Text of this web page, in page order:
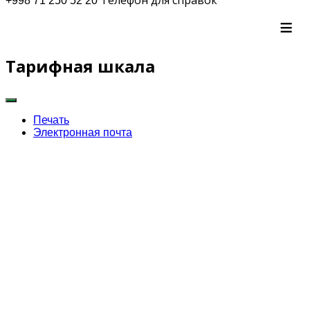
≡
Тарифная шкала
Печать
Электронная почта